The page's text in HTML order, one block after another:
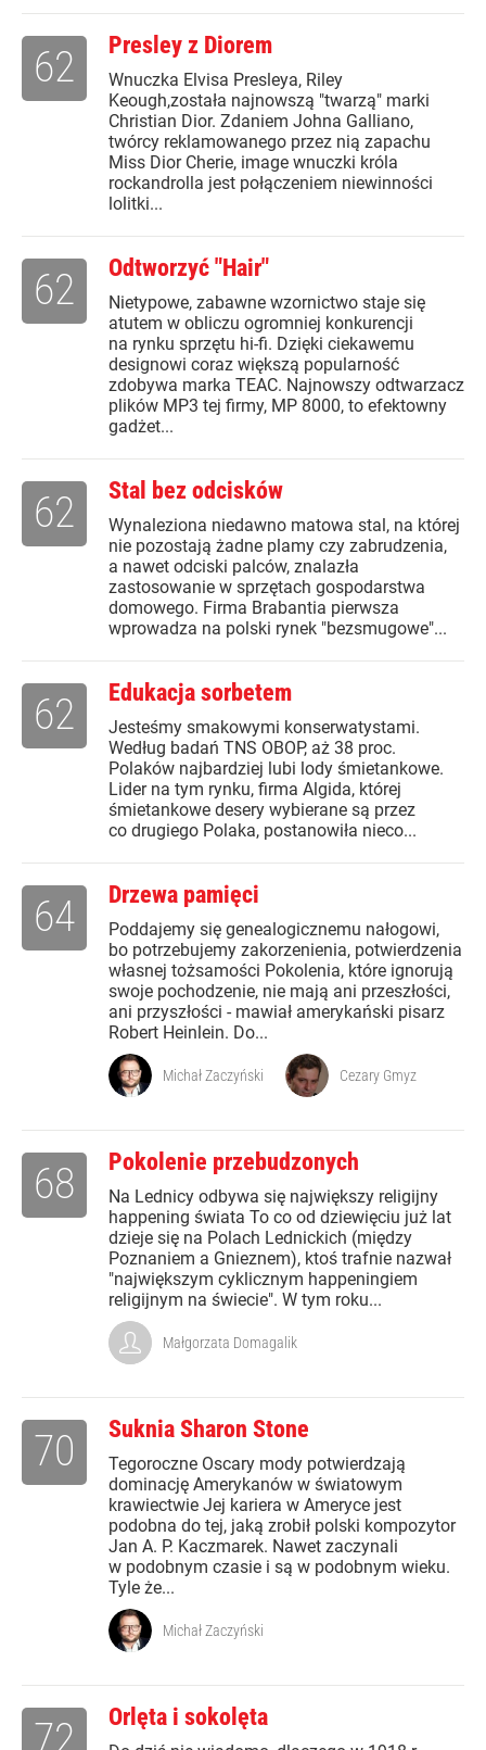
Presley z Diorem
Wnuczka Elvisa Presleya, Riley
Keough,została najnowszą "twarzą" marki
Christian Dior. Zdaniem Johna Galliano,
twórcy reklamowanego przez nią zapachu
Miss Dior Cherie, image wnuczki króla
rockandrolla jest połączeniem niewinności
lolitki...
62
Odtworzyć "Hair"
Nietypowe, zabawne wzornictwo staje się
atutem w obliczu ogromniej konkurencji
na rynku sprzętu hi-fi. Dzięki ciekawemu
designowi coraz większą popularność
zdobywa marka TEAC. Najnowszy odtwarzacz
plików MP3 tej firmy, MP 8000, to efektowny
gadżet...
62
Stal bez odcisków
Wynaleziona niedawno matowa stal, na której
nie pozostają żadne plamy czy zabrudzenia,
a nawet odciski palców, znalazła
zastosowanie w sprzętach gospodarstwa
domowego. Firma Brabantia pierwsza
wprowadza na polski rynek "bezsmugowe"...
62
Edukacja sorbetem
Jesteśmy smakowymi konserwatystami.
Według badań TNS OBOP, aż 38 proc.
Polaków najbardziej lubi lody śmietankowe.
Lider na tym rynku, firma Algida, której
śmietankowe desery wybierane są przez
co drugiego Polaka, postanowiła nieco...
62
Drzewa pamięci
Poddajemy się genealogicznemu nałogowi,
bo potrzebujemy zakorzenienia, potwierdzenia
własnej tożsamości Pokolenia, które ignorują
swoje pochodzenie, nie mają ani przeszłości,
ani przyszłości - mawiał amerykański pisarz
Robert Heinlein. Do...
64
Michał Zaczyński Cezary Gmyz
Pokolenie przebudzonych
Na Lednicy odbywa się największy religijny
happening świata To co od dziewięciu już lat
dzieje się na Polach Lednickich (między
Poznaniem a Gnieznem), ktoś trafnie nazwał
"największym cyklicznym happeningiem
religijnym na świecie". W tym roku...
68
Małgorzata Domagalik
Suknia Sharon Stone
Tegoroczne Oscary mody potwierdzają
dominację Amerykanów w światowym
krawiectwie Jej kariera w Ameryce jest
podobna do tej, jaką zrobił polski kompozytor
Jan A. P. Kaczmarek. Nawet zaczynali
w podobnym czasie i są w podobnym wieku.
Tyle że...
70
Michał Zaczyński
Orlęta i sokolęta
72